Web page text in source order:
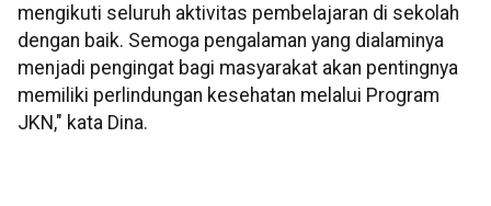
mengikuti seluruh aktivitas pembelajaran di sekolah
dengan baik. Semoga pengalaman yang dialaminya
menjadi pengingat bagi masyarakat akan pentingnya
memiliki perlindungan kesehatan melalui Program
JKN," kata Dina.